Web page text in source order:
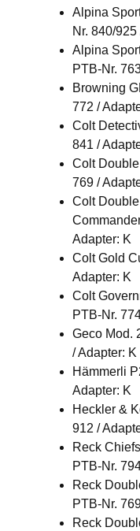
Alpina
Nr. 840/
Alpina
PTB-Nr.
Browning
772 /
Colt
841 /
Colt
769 /
Colt
Adapter: K
Colt Gold
Adapter: K
Colt
PTB-Nr.
Geco Mod.
/ Adapter: K
Hämmerli
Adapter: K
Heckler &
912 /
Reck
PTB-Nr.
Reck
PTB-Nr.
Reck